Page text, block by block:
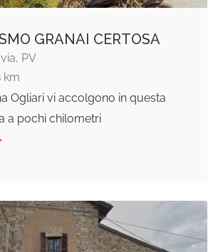
GRANAI CERTOSA
PV
km
Ogliari vi accolgono in questa
a pochi chilometri